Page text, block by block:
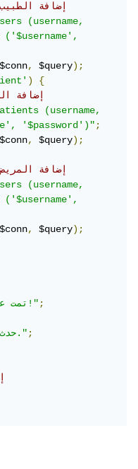
// إضافة
(username,
('$username',
$conn, $query);
)
{
// إضافة
(username,
'$password')";
$conn, $query);
// إضافة
(username,
('$username',
$conn, $query);
"تمت عملية الإضافة بنجاح!";
"حدث خطأ أثناء الإضافة.";